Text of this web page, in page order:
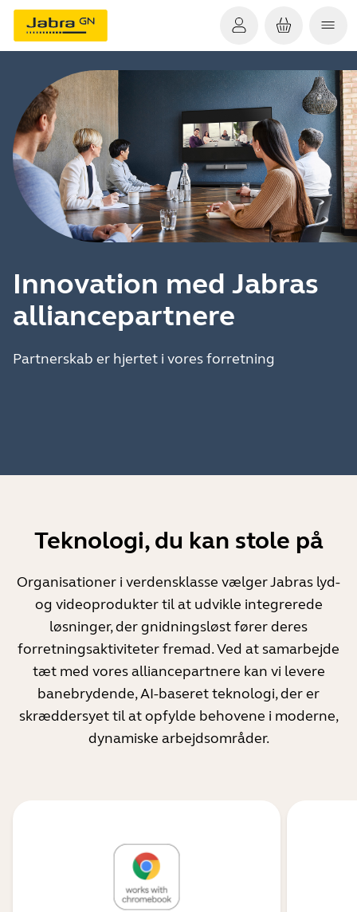
Innovation med Jabras
alliancepartnere
Partnerskab er hjertet i vores forretning
Teknologi, du kan stole på
Organisationer i verdensklasse vælger Jabras lyd-
og videoprodukter til at udvikle integrerede
løsninger, der gnidningsløst fører deres
forretningsaktiviteter fremad. Ved at samarbejde
tæt med vores alliancepartnere kan vi levere
banebrydende, AI-baseret teknologi, der er
skræddersyet til at opfylde behovene i moderne,
dynamiske arbejdsområder.